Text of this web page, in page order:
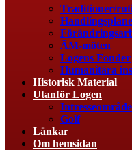
Traditioner/
ÄM-möten
Logens Fonder
Humanitära
Historisk Material
Utanför Logen
Golf
Länkar
Om hemsidan